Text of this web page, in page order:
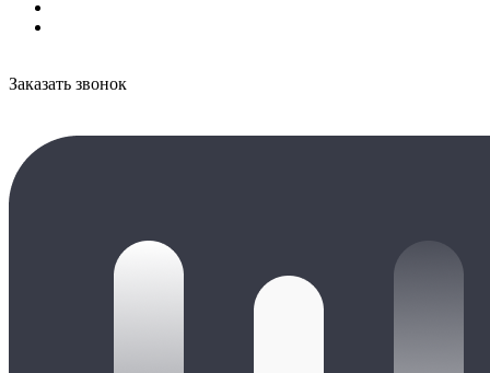
Заказать звонок